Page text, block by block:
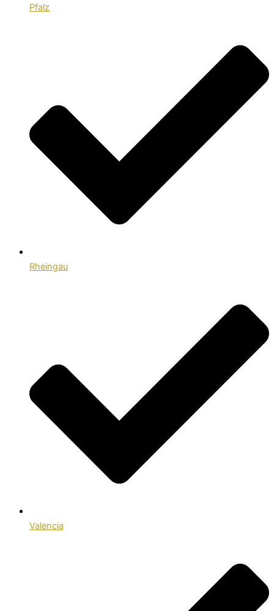
Pfalz
Rheingau
Valencia